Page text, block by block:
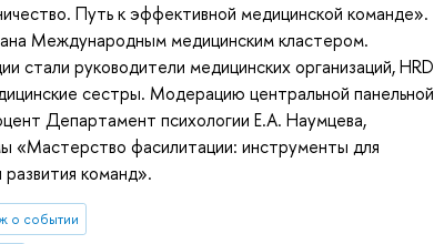
Путь к эффективной медицинской команде».
Международным медицинским кластером.
стали руководители медицинских организаций, HRD
сестры. Модерацию центральной панельной
Департамент психологии Е.А. Наумцева,
«Мастерство фасилитации: инструменты для
команд».
о событии